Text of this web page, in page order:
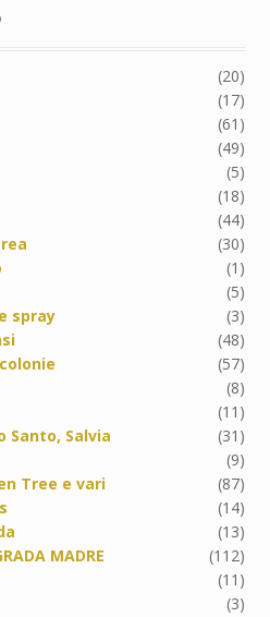
(20)
(17)
(61)
(49)
(5)
(18)
(44)
(30)
(1)
(5)
spray
(3)
(48)
(57)
(8)
(11)
Santo, Salvia
(31)
(9)
Tree e vari
(87)
(14)
(13)
MADRE
(112)
(11)
(3)